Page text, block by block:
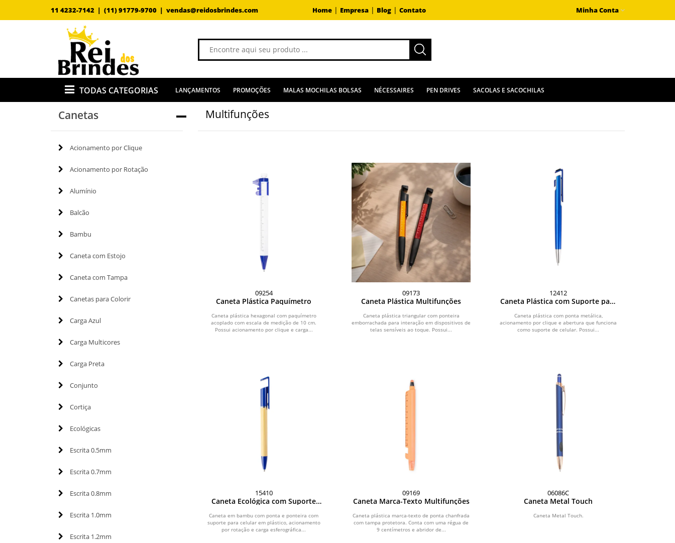
11 4232-7142 | (11) 91779-9700 | vendas@reidosbrindes.com Home| Empresa| Blog| Contato Minha Conta
TODAS CATEGORIAS LANÇAMENTOS PROMOÇÕES MALAS MOCHILAS BOLSAS NÉCESSAIRES PEN DRIVES SACOLAS E SACOCHILAS
Canetas
Acionamento por Clique
Acionamento por Rotação
Alumínio
Balcão
Bambu
Caneta com Estojo
Caneta com Tampa
Canetas para Colorir
Carga Azul
Carga Multicores
Carga Preta
Conjunto
Cortiça
Ecológicas
Escrita 0.5mm
Escrita 0.7mm
Escrita 0.8mm
Escrita 1.0mm
Escrita 1.2mm
Multifunções
09254
Caneta Plástica Paquímetro
Caneta plástica hexagonal com paquímetro
acoplado com escala de medição de 10 cm.
Possui acionamento por clique e carga...
09173
Caneta Plástica Multifunções
Caneta plástica triangular com ponteira
emborrachada para interação em dispositivos de
telas sensíveis ao toque. Possui...
12412
Caneta Plástica com Suporte para
Caneta plástica com ponta metálica,
acionamento por clique e abertura que funciona
como suporte de celular. Possui...
15410
Caneta Ecológica com Suporte
Caneta em bambu com ponta e ponteira com
suporte para celular em plástico, acionamento
por rotação e carga esferográfica...
09169
Caneta Marca-Texto Multifunções
Caneta plástica marca-texto de ponta chanfrada
com tampa protetora. Conta com uma régua de
9 centímetros e abridor de...
06086C
Caneta Metal Touch
Caneta Metal Touch.